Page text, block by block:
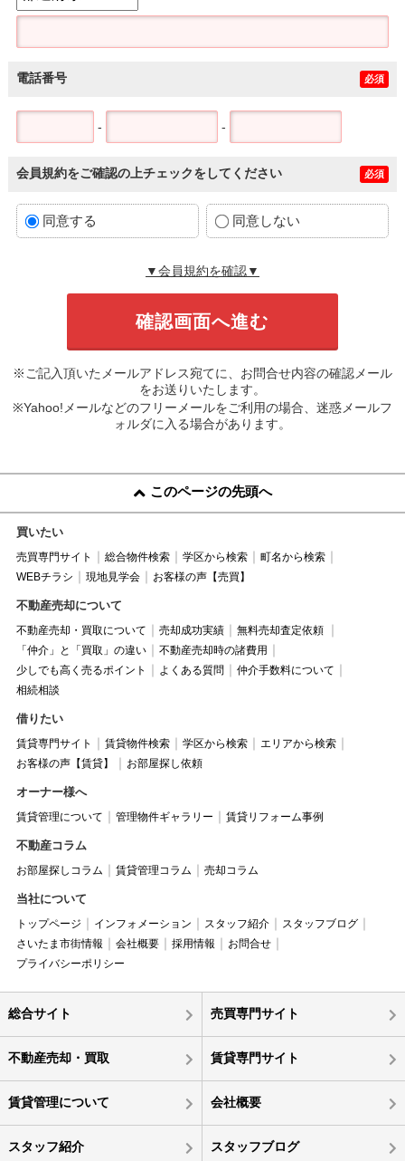
電話番号 必須
- -
会員規約をご確認の上チェックをしてください 必須
同意する 同意しない
▼会員規約を確認▼
※ご記入頂いたメールアドレス宛てに、お問合せ内容の確認メール
をお送りいたします。
※Yahoo!メールなどのフリーメールをご利用の場合、迷惑メールフ
ォルダに入る場合があります。
このページの先頭へ
買いたい
売買専門サイト 総合物件検索 学区から検索
町名から検索
WEBチラシ
現地見学会 お客様の声【売買】
不動産売却について
不動産売却・買取について 売却成功実績
無料売却査定依頼
「仲介」と「買取」の違い
不動産売却時の諸費用
少しでも高く売るポイント
よくある質問
仲介手数料について
相続相談
借りたい
賃貸専門サイト 賃貸物件検索 学区から検索
エリアから検索
お客様の声【賃貸】
お部屋探し依頼
オーナー様へ
賃貸管理について 管理物件ギャラリー 賃貸リフォーム事例
不動産コラム
お部屋探しコラム 賃貸管理コラム 売却コラム
当社について
トップページ インフォメーション スタッフ紹介
スタッフブログ
さいたま市街情報
会社概要 採用情報
お問合せ
プライバシーポリシー
総合サイト 売買専門サイト
不動産売却・買取 賃貸専門サイト
賃貸管理について 会社概要
スタッフ紹介 スタッフブログ